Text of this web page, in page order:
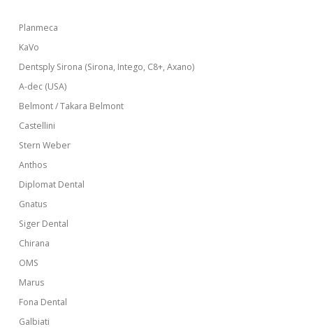
Planmeca
KaVo
Dentsply Sirona (Sirona, Intego, C8+, Axano)
A-dec (USA)
Belmont / Takara Belmont
Castellini
Stern Weber
Anthos
Diplomat Dental
Gnatus
Siger Dental
Chirana
OMS
Marus
Fona Dental
Galbiati